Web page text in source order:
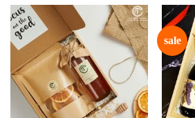
485,000₫.
sale